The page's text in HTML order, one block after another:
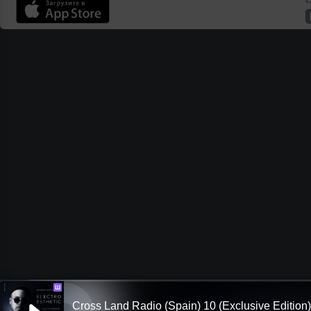
Ш
Cross Land Radio (Spain) 10 (Exclusive Edition)